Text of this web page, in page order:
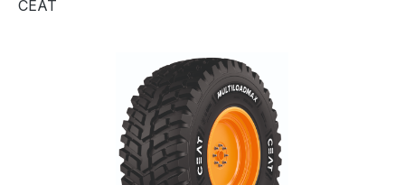
CEAT
Bildergalerie überspringen